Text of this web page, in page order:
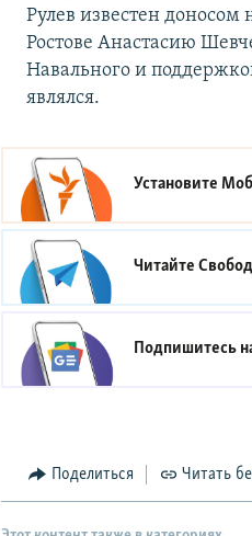
Рулев известен
Ростове Анастасию
Навального и
являлся.
Установите
Читайте
Подпишитесь
Поделиться Читать